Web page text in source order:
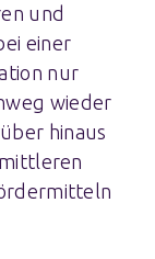
und
einer
nur
wieder
hinaus